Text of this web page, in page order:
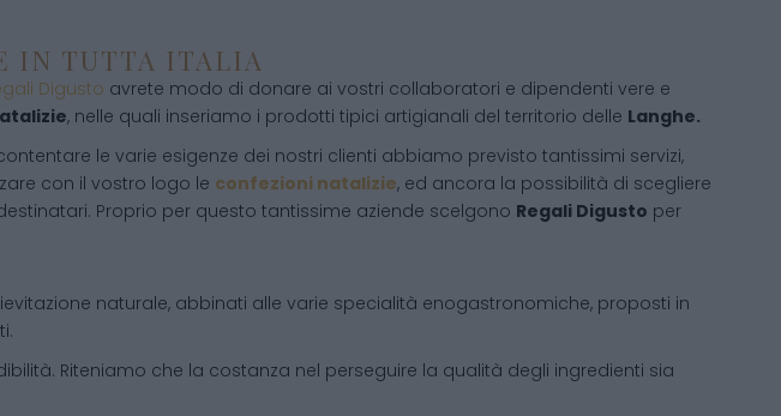
IN TUTTA ITALIA
Digusto avrete modo di donare ai vostri collaboratori e dipendenti vere e
, nelle quali inseriamo i prodotti tipici artigianali del territorio delle Langhe.
le varie esigenze dei nostri clienti abbiamo previsto tantissimi servizi,
con il vostro logo le confezioni natalizie, ed ancora la possibilità di scegliere
Proprio per questo tantissime aziende scelgono Regali Digusto per
naturale, abbinati alle varie specialità enogastronomiche, proposti in
Riteniamo che la costanza nel perseguire la qualità degli ingredienti sia